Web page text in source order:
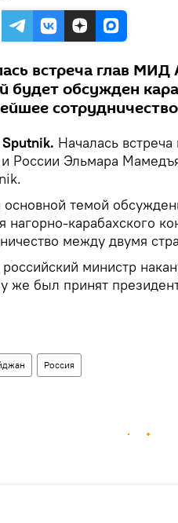
встреча глав
будет обсужден
Началась
России Эльмара
основной темой
нагорно-карабахского
между двумя
министр
же был принят
Россия